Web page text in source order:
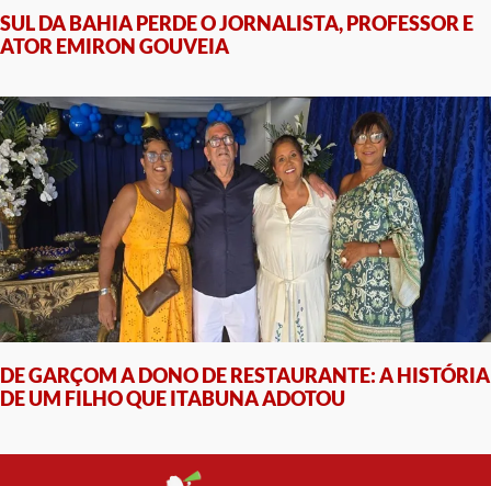
SUL DA BAHIA PERDE O JORNALISTA, PROFESSOR E
ATOR EMIRON GOUVEIA
DE GARÇOM A DONO DE RESTAURANTE: A HISTÓRIA
DE UM FILHO QUE ITABUNA ADOTOU